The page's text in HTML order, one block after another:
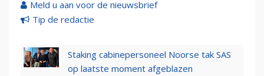
Meld u aan voor de nieuwsbrief
Tip de redactie
Staking cabinepersoneel Noorse tak SAS
op laatste moment afgeblazen